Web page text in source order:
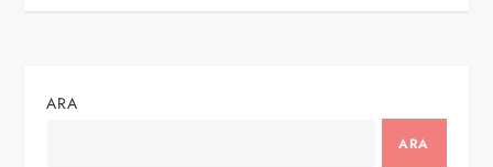
ARA
ARA